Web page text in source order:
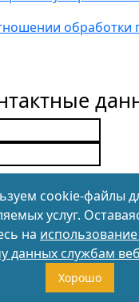
обработки
вы
с Соглашением и с
и
cookie-файлы
услуг.
на
данных службам
Хорошо